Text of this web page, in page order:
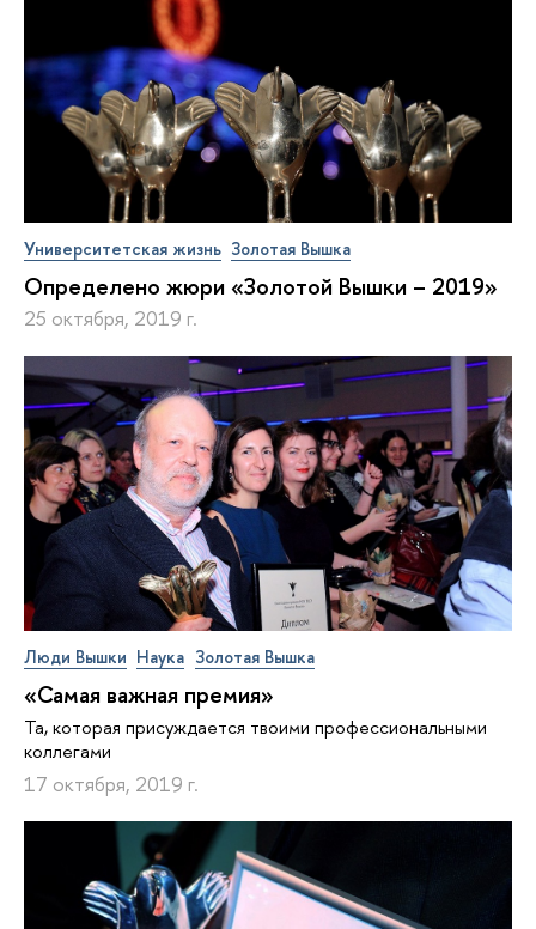
Университетская жизнь Золотая Вышка
Определено жюри «Золотой Вышки – 2019»
25 октября, 2019 г.
Люди Вышки Наука Золотая Вышка
«Самая важная премия»
Та, которая присуждается твоими профессиональными
коллегами
17 октября, 2019 г.